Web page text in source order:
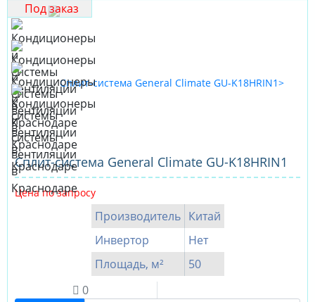
Под заказ
Сплит-система General Climate GU-K18HRIN1
Цена по запросу
Производитель Китай
Инвертор
Нет
Площадь, м²
50
0